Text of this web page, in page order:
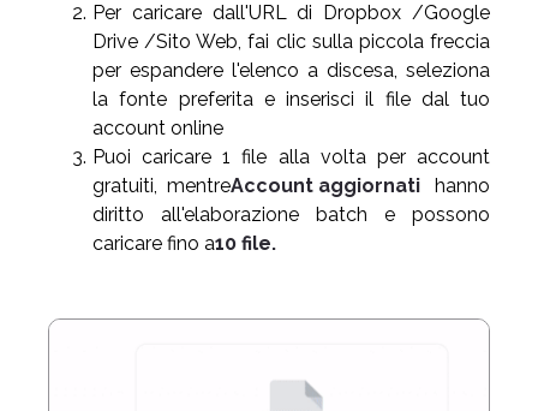
Per caricare dall'URL di Dropbox /Google
Drive /Sito Web, fai clic sulla piccola freccia
per espandere l'elenco a discesa, seleziona
la fonte preferita e inserisci il file dal tuo
account online
Puoi caricare 1 file alla volta per account
gratuiti, mentreAccount aggiornati
hanno
diritto all'elaborazione batch e possono
caricare fino a10 file.